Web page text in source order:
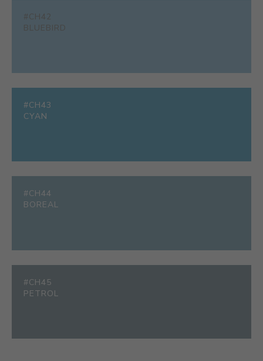
#CH42
BLUEBIRD
#CH43
CYAN
#CH44
BOREAL
#CH45
PETROL